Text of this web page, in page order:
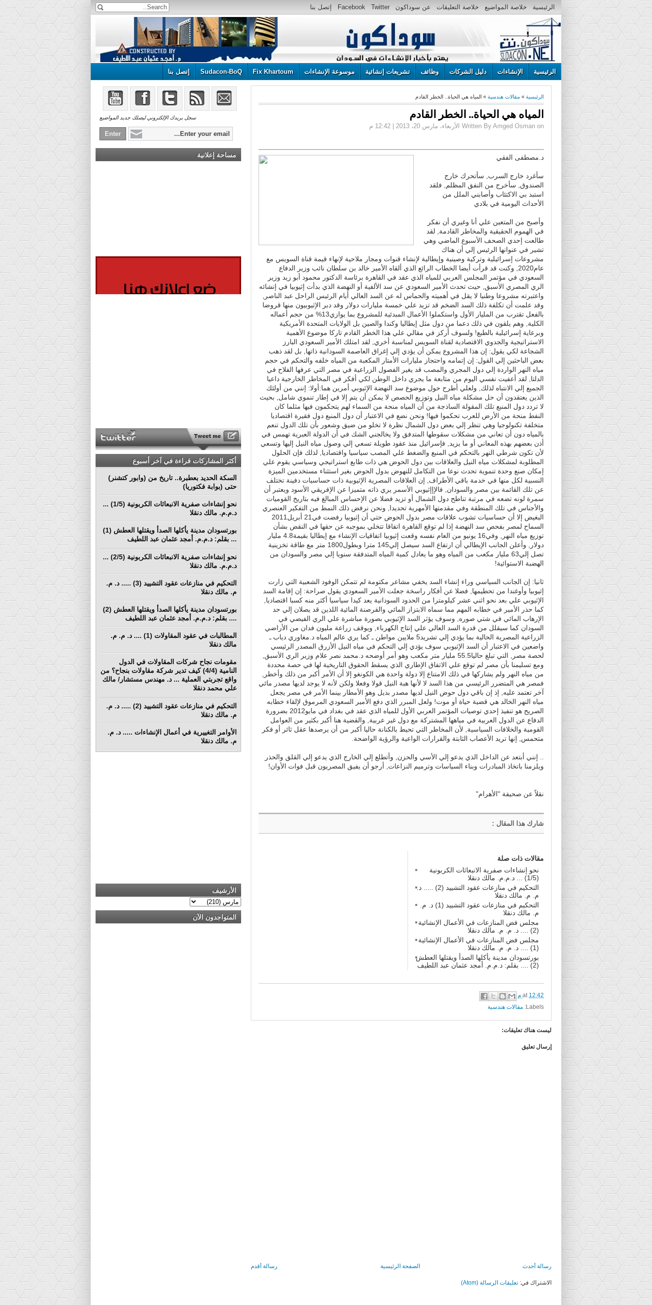
الرئيسية خلاصة المواضيع خلاصة التعليقات عن سوداكون Twitter
Facebook إتصل بنا
الرئيسية الإنشاءات دليل الشركات وظائف تشريعات إنشائية موسوعة الإنشاءات Fix Khartoum
Sudacon-BoQ إتصل بنا
الرئيسية » مقالات هندسية » المياه هي الحياة‏..‏ الخطر القادم
المياه هي الحياة‏..‏ الخطر القادم
Written By Amged Osman on الأربعاء، مارس 20، 2013 | 12:42 م
د.مصطفى الفقي
سأغرد خارج السرب‏,‏ سأتحرك خارج
الصندوق‏,‏ سأخرج من النفق المظلم‏,‏ فلقد
استبد بي الاكتئاب وأصابني الملل من
الأحداث اليومية في بلادي
وأصبح من المتعين علي أنا وغيري أن نفكر
في الهموم الحقيقية والمخاطر القادمة, لقد
طالعت إحدي الصحف الأسبوع الماضي وهي
تشير في عنوانها الرئيس إلي أن هناك
مشروعات إسرائيلية وتركية وصينية وإيطالية لإنشاء قنوات ومجار ملاحية لإنهاء قيمة قناة السويس مع
عام2020, وكنت قد قرأت أيضا الخطاب الرائع الذي ألقاه الأمير خالد بن سلطان نائب وزير الدفاع
السعودي في مؤتمر المجلس العربي للمياه الذي عقد في القاهرة برئاسة الدكتور محمود أبو زيد وزير
الري المصري الأسبق, حيث تحدث الأمير السعودي عن سد الألفية أو النهضة الذي بدأت إثيوبيا في إنشائه
واعتبرته مشروعا وطنيا لا يقل في أهميته والحماس له عن السد العالي أيام الرئيس الراحل عبد الناصر,
وقد علمت أن تكلفة ذلك السد الضخم قد تزيد علي خمسة مليارات دولار وقد دبر الإثيوبيون منها قروضا
بالفعل تقترب من المليار الأول واستكملوا الأعمال المبدئية للمشروع بما يوازي13% من حجم أعماله
الكلية, وهم يلقون في ذلك دعما من دول مثل إيطاليا وكندا والصين بل الولايات المتحدة الأمريكية
وبرعاية إسرائيلية بالطبع! ولسوف أركز في مقالي علي هذا الخطر القادم تاركا موضوع الأهمية
الاستراتيجية والجدوي الاقتصادية لقناة السويس لمناسبة أخري, لقد امتلك الأمير السعودي البارز
الشجاعة لكي يقول: إن هذا المشروع يمكن أن يؤدي إلي إغراق العاصمة السودانية ذاتها, بل لقد ذهب
بعض الباحثين إلي القول: إن إتمامه واحتجاز مليارات الأمتار المكعبة من المياه خلفه والتحكم في حجم
مياه النهر الواردة إلي دول المجري والمصب قد يغير الفصول الزراعية في مصر التي عرفها الفلاح في
الدلتا, لقد أعفيت نفسي اليوم من متابعة ما يجري داخل الوطن لكي أفكر في المخاطر الخارجية داعيا
الجميع إلي الانتباه لذلك, ولعلي أطرح حول موضوع سد النهضة الإثيوبي أمرين هما:أولا: إنني من أولئك
الذين يعتقدون أن حل مشكلة مياه النيل وتوزيع الحصص لا يمكن أن يتم إلا في إطار تنموي شامل, بحيث
لا تردد دول المنبع تلك المقولة الساذجة من أن المياه منحة من السماء لهم يتحكمون فيها مثلما كان
النفط منحة من الأرض للعرب تحكموا فيها! ونحن نضع في الاعتبار أن دول المنبع دول فقيرة اقتصاديا
متخلفة تكنولوجيا وهي تنظر إلي بعض دول الشمال نظرة لا تخلو من ضيق وشعور بأن تلك الدول تنعم
بالمياه دون أن تعاني من مشكلات سقوطها المتدفق ولا يخالجني الشك في أن الدولة العبرية تهمس في
أذن بعضهم بهذه المعاني أو ما يزيد, فإسرائيل منذ عقود طويلة تسعي إلي وصول مياه النيل إليها وتسعي
لأن تكون شرطي النهر بالتحكم في المنبع والضغط علي المصب سياسيا واقتصاديا, لذلك فإن الحلول
المطلوبة لمشكلات مياه النيل والعلاقات بين دول الحوض هي ذات طابع استراتيجي وسياسي يقوم علي
إمكان صنع وحدة تنموية تحدث نوعا من التكامل للنهوض بدول الحوض بغير استثناء مستخدمين الميزة
النسبية لكل منها في خدمة باقي الأطراف, إن العلاقات المصرية الإثيوبية ذات حساسيات دفينة تختلف
عن تلك القائمة بين مصر والسودان, فالإإإثيوبي الأسمر يري ذاته متميزا عن الإفريقي الأسود ويعتبر أن
سمرة لونه تضعه في مرتبة تناطح دول الشمال أو تزيد فضلا عن الإحساس المبالغ فيه بتاريخ القوميات
والأجناس في تلك المنطقة وفي مقدمتها الأمهرية تحديدا, ونحن نرفض ذلك النمط من التفكير العنصري
البغيض إلا أن حساسيات تشوب علاقات مصر بدول الحوض حتي أن إثيوبيا رفضت في21 أبريل2011
السماح لمصر بفحص سد النهضة إذا لم توقع القاهرة اتفاقا تتخلي بموجبه عن حقها في النقض بشأن
توزيع مياه النهر, وفي16 يونيو من العام نفسه وقعت إثيوبيا اتفاقيات الإنشاء مع إيطاليا بقيمة4.8 مليار
دولار, وأعلن الجانب الإيطالي أن ارتفاع السد سيصل إلي145 مترا وبطول1800 متر مع طاقة تخزينية
تصل إلي63 مليار مكعب من المياه وهو ما يعادل كمية المياه المتدفقة سنويا إلي مصر والسودان من
الهضبة الاستوائية!
ثانيا: إن الجانب السياسي وراء إنشاء السد يخفي مشاعر مكتومة لم تتمكن الوفود الشعبية التي زارت
إثيوبيا وأوغندا من تحطيمها, فضلا عن أفكار راسخة جعلت الأمير السعودي يقول صراحة: إن إقامة السد
الإثيوبي علي بعد نحو اثني عشر كيلومترا من الحدود السودانية يعد كيدا سياسيا أكثر منه كسبا اقتصاديا,
كما حذر الأمير في خطابه المهم مما سماه الابتزاز المائي والقرصنة المائية اللذين قد يصلان إلي حد
الإرهاب المائي في شتي صوره, وسوف يؤثر السد الإثيوبي بصورة مباشرة علي الري الفيضي في
السودان كما سيقلل من قدرة السد العالي علي إنتاج الكهرباء, ويوقف زراعة مليون فدان من الأراضي
الزراعية المصرية الحالية بما يؤدي إلي تشريد5 ملايين مواطن ـ كما يري عالم المياه د.مغاوري دياب ـ
واضعين في الاعتبار أن السد الإثيوبي سوف يؤدي إلي التحكم في مياه النيل الأزرق المصدر الرئيسي
لحصة مصر, التي تبلغ حاليا55.5 مليار متر مكعب وهو أمر أوضحه د.محمد نصر علام وزير الري الأسبق,
ومع تسليمنا بأن مصر لم توقع علي الاتفاق الإطاري الذي يسقط الحقوق التاريخية لها في حصة محددة
من مياه النهر ولم يشاركها في ذلك الامتناع إلا دولة واحدة هي الكونغو إلا أن الأمر أكبر من ذلك وأخطر,
فمصر هي المتضرر الرئيسي من هذا السد لا لأنها هبة النيل قولا وفعلا ولكن لأنه لا يوجد لديها مصدر مائي
آخر تعتمد عليه, إذ إن باقي دول حوض النيل لديها مصدر بديل وهو الأمطار بينما الأمر في مصر يجعل
مياه النهر الخالد هي قضية حياة أو موت! ولعل المبرر الذي دفع الأمير السعودي المرموق لإلقاء خطابه
الصريح هو تنفيذ إحدي توصيات المؤتمر العربي الأول للمياه الذي عقد في بغداد في مايو2012 بضرورة
الدفاع عن الدول العربية في مياهها المشتركة مع دول غير عربية, والقضية هنا أكبر بكثير من العوامل
القومية والخلافات السياسية, لأن المخاطر التي تحيط بالكنانة حاليا أكبر من أن يرصدها عقل ثائر أو فكر
متحمس, إنها تريد الأعصاب الثابتة والقرارات الواعية والرؤية الواضحة.
.. إنني أبتعد عن الداخل الذي يدعو إلي الأسي والحزن, وأتطلع إلي الخارج الذي يدعو إلي القلق والحذر
ويلزمنا باتخاذ المبادرات وبناء السياسات وترميم النزاعات, أرجو أن يفيق المصريون قبل فوات الأوان!
نقلاً عن صحيفة "الأهرام"
شارك هذا المقال :
مقالات ذات صلة
نحو إنشاءات صفرية الانبعاثات الكربونية
(1/5) ... د.م.م. مالك دنقلا
التحكيم في منازعات عقود التشييد (2) ..... د.
م. م. مالك دنقلا
التحكيم في منازعات عقود التشييد (1) د. م.
م. مالك دنقلا
مجلس فض المنازعات في الأعمال الإنشائية
(2) .... د. م. م. مالك دنقلا
مجلس فض المنازعات في الأعمال الإنشائية
(1) .... د. م. م. مالك دنقلا
بورتسودان مدينة يأكلها الصدأ ويقتلها العطش
(2) .... بقلم: د.م.م. أمجد عثمان عبد اللطيف
at 12:42 م
Labels: مقالات هندسية
ليست هناك تعليقات:
إرسال تعليق
رسالة أحدث رسالة أقدم الصفحة الرئيسية
الاشتراك في: تعليقات الرسالة (Atom)
سجل بريدك الإلكتروني ليصلك جديد المواضيع
مساحة إعلانية
أعلن هنا ... أعلن هنا ... أعلن هنا ...!
أكثر المشاركات قراءة في آخر أسبوع
السكة الحديد بعطبرة.. تاريخ من (وابور كتشنر)
حتى (بوابة فكتوريا)
نحو إنشاءات صفرية الانبعاثات الكربونية (1/5) ...
د.م.م. مالك دنقلا
بورتسودان مدينة يأكلها الصدأ ويقتلها العطش (1)
... بقلم: د.م.م. أمجد عثمان عبد اللطيف
نحو إنشاءات صفرية الانبعاثات الكربونية (2/5) ...
د.م.م. مالك دنقلا
التحكيم في منازعات عقود التشييد (3) ..... د. م.
م. مالك دنقلا
بورتسودان مدينة يأكلها الصدأ ويقتلها العطش (2)
.... بقلم: د.م.م. أمجد عثمان عبد اللطيف
المطالبات في عقود المقاولات (1) .... د. م. م.
مالك دنقلا
مقومات نجاح شركات المقاولات في الدول
النامية (4/4) كيف تدير شركة مقاولات بنجاح؟ من
واقع تجربتي العملية ... د. مهندس مستشار/ مالك
علي محمد دنقلا
التحكيم في منازعات عقود التشييد (2) ..... د. م.
م. مالك دنقلا
الأوامر التغييرية في أعمال الإنشاءات ..... د. م.
م. مالك دنقلا
الأرشيف
المتواجدون الآن